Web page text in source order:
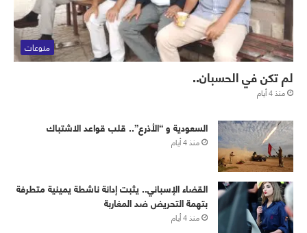
منوعات
لم تكن في الحسبان..
منذ 4 أيام
‏⁧‫السعودية‬⁩ و “الأذرع”.. قلب قواعد الاشتباك
منذ 4 أيام
القضاء الإسباني.. يثبت إدانة ناشطة يمينية متطرفة
بتهمة التحريض ضد المغاربة
منذ 4 أيام